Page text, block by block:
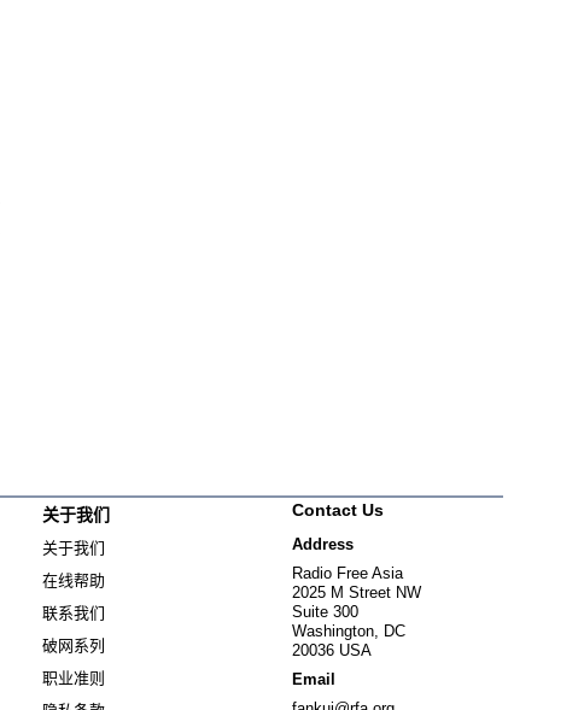
关于我们
关于我们
在线帮助
联系我们
破网系列
职业准则
Contact Us
Address
Radio Free Asia
2025 M Street NW
Suite 300
Washington, DC
20036 USA
Email